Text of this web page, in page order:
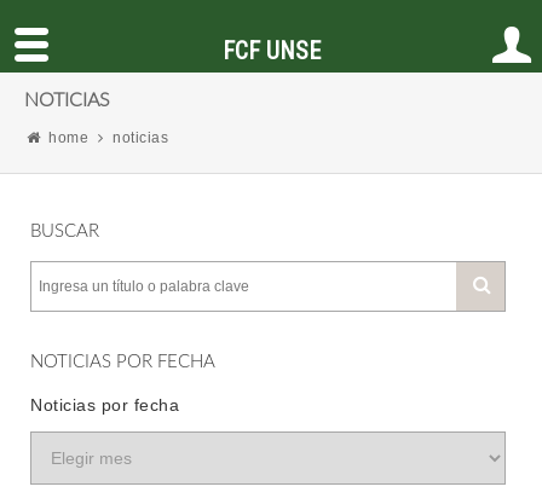
NOTICIAS
home noticias
BUSCAR
NOTICIAS POR FECHA
Noticias por fecha
FCF UNSE